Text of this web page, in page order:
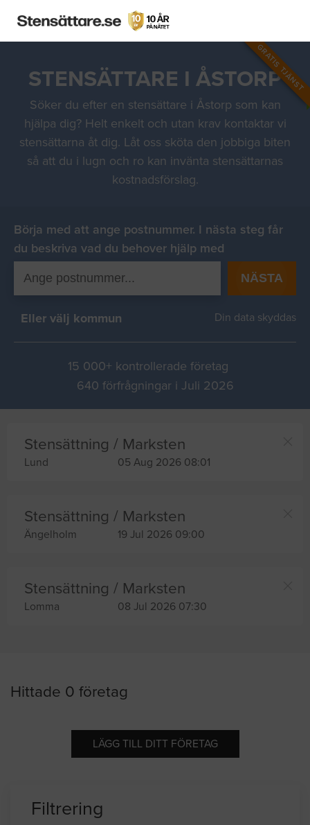
GRATIS TJÄNST
STENSÄTTARE I ÅSTORP
Söker du efter en stensättare i Åstorp som kan
hjälpa dig? Helt enkelt och utan krav kontaktar vi
stensättarna åt dig. Låt oss sköta den jobbiga biten
så att du i lugn och ro kan invänta stensättarnas
kostnadsförslag.
Börja med att ange postnummer. I nästa steg får
du beskriva vad du behover hjälp med
NÄSTA
Eller välj kommun Din data skyddas
15 000+ kontrollerade företag
640 förfrågningar i Juli 2026
Stensättning / Marksten
Lund 05 Aug 2026 08:01
Stensättning / Marksten
Ängelholm 19 Jul 2026 09:00
Stensättning / Marksten
Lomma 08 Jul 2026 07:30
Hittade 0 företag
LÄGG TILL DITT FÖRETAG
Filtrering